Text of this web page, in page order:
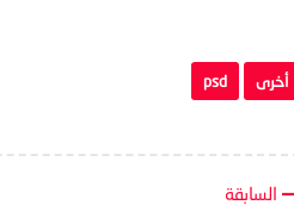
أخرى psd
السابقة